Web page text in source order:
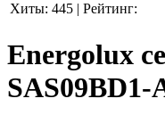
Хиты: 445 | Рейтинг:
Energolux
SAS09BD1-